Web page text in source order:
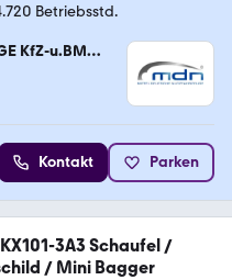
Betriebsstd.
KfZ-u.BM
Kontakt Parken
3A3 Schaufel /
/ Mini Bagger